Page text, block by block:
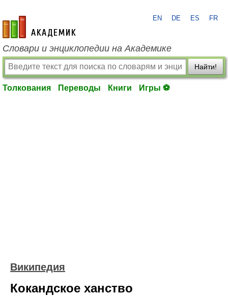
academic.ru
EN DE ES FR
Словари и энциклопедии на Академике
Найти!
Толкования Переводы Книги Игры ⚽
Википедия
Кокандское ханство